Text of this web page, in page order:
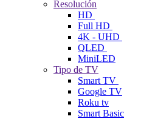
Resolución
HD
Full HD
4K - UHD
QLED
MiniLED
Tipo de TV
Smart TV
Google TV
Roku tv
Smart Basic